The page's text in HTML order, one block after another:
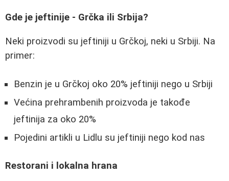
Gde je jeftinije - Grčka ili Srbija?
Neki proizvodi su jeftiniji u Grčkoj, neki u Srbiji. Na
primer:
Benzin je u Grčkoj oko 20% jeftiniji nego u Srbiji
Većina prehrambenih proizvoda je takođe
jeftinija za oko 20%
Pojedini artikli u Lidlu su jeftiniji nego kod nas
Restorani i lokalna hrana